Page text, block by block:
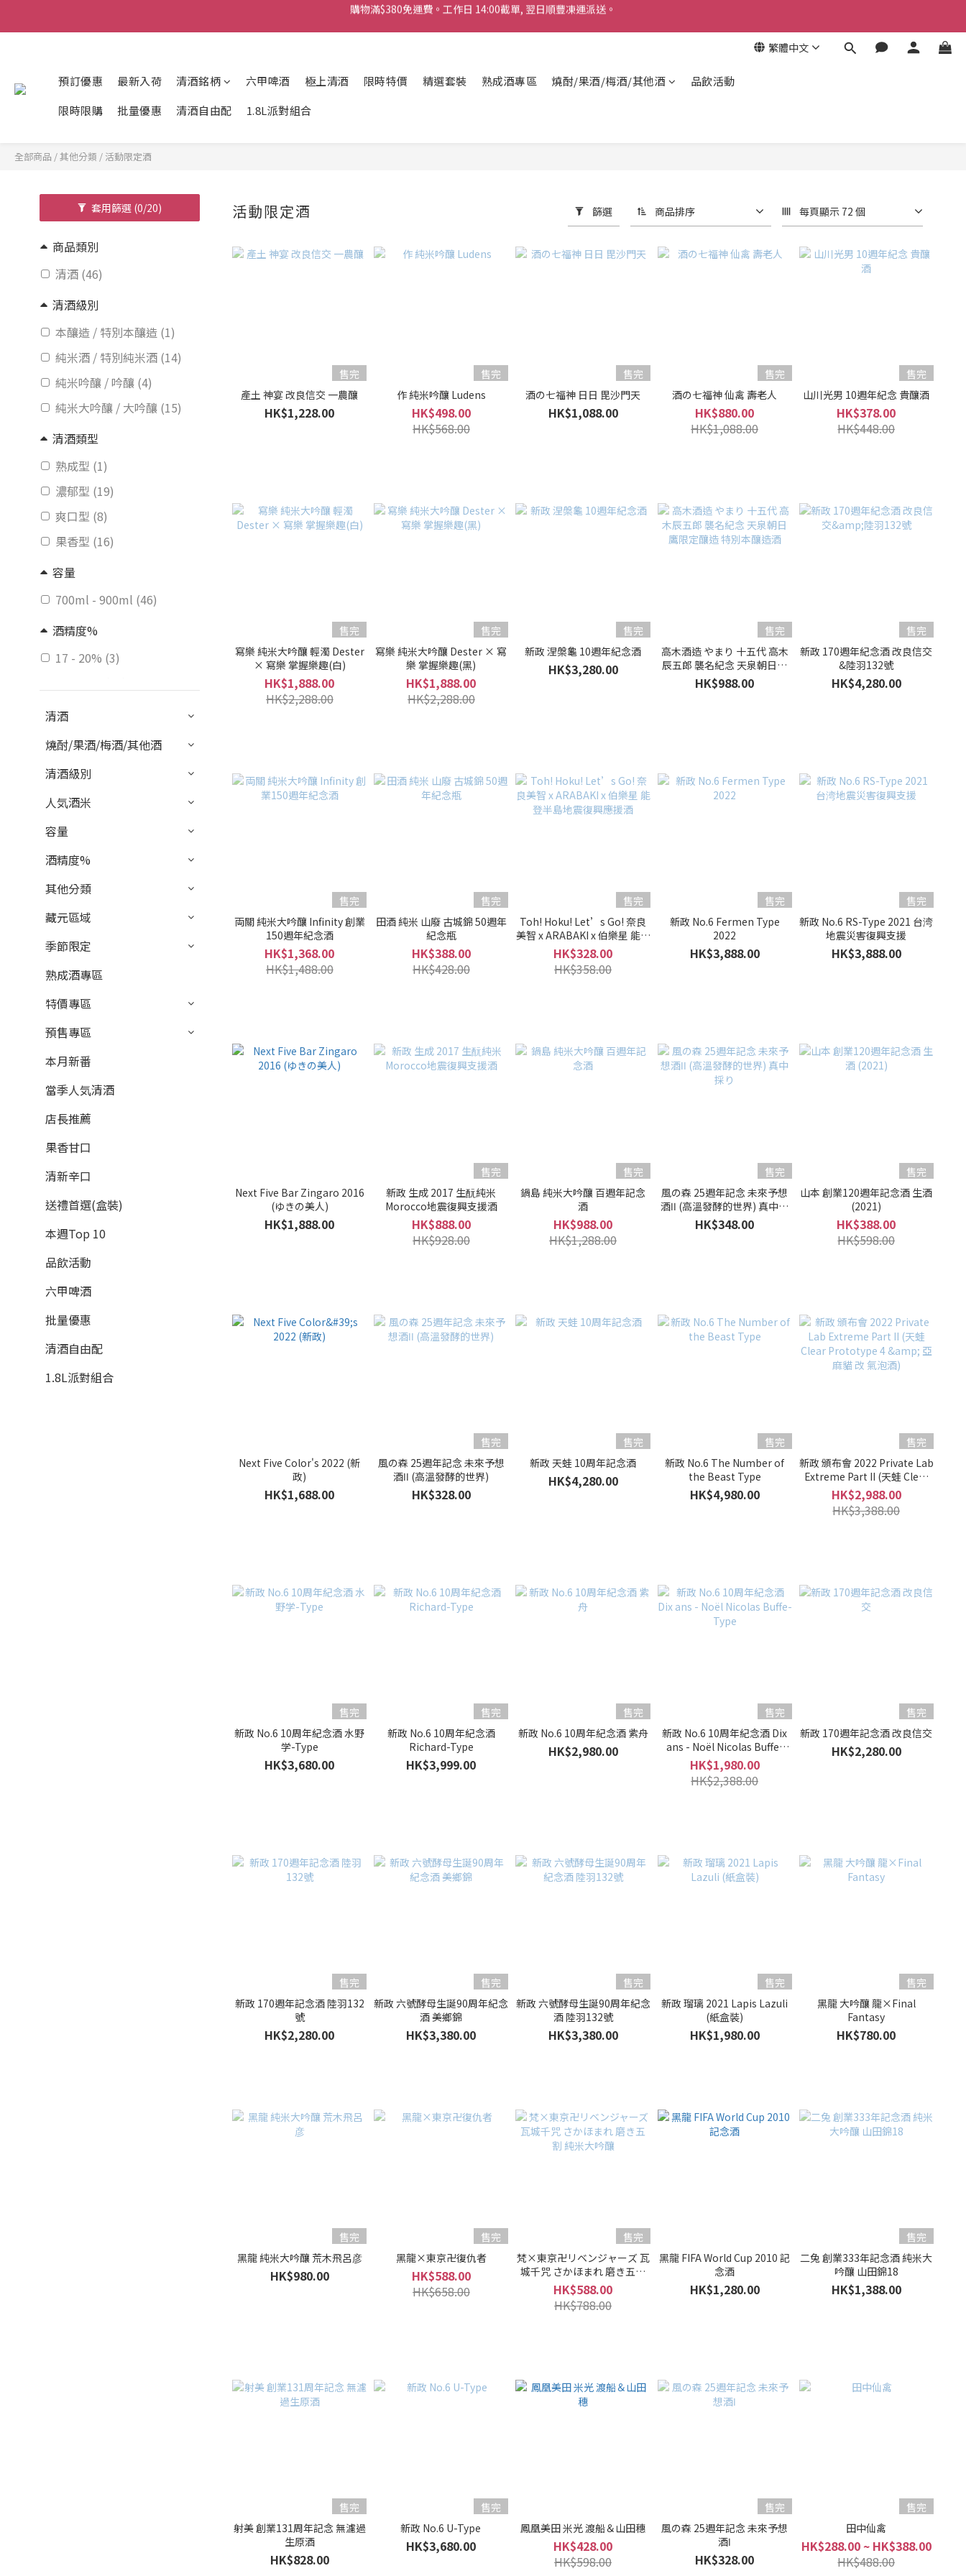
購物滿$380免運費。工作日 14:00截單, 翌日順豐凍運派送。
「720ml 清酒自由配 (Mix & Match)」$698 任選 4 支
購物滿$380免運費。工作日 14:00截單, 翌日順豐凍運派送。
繁體中文
預訂優惠 最新入荷 清酒銘柄 六甲啤酒 極上清酒 限時特價 精選套裝 熟成酒專區 燒酎/果酒/梅酒/其他酒
品飲活動
限時限購
批量優惠 清酒自由配 1.8L派對組合
全部商品 /其他分類 / 活動限定酒
套用篩選 (0/20)
商品類別
清酒 (46)
清酒級別
本釀造 / 特別本釀造 (1)
純米酒 / 特別純米酒 (14)
純米吟釀 / 吟釀 (4)
純米大吟釀 / 大吟釀 (15)
清酒類型
熟成型 (1)
濃郁型 (19)
爽口型 (8)
果香型 (16)
容量
700ml - 900ml (46)
酒精度%
17 - 20% (3)
10 - 14% (24)
甘口 / 辛口
微辛 (2)
辛口 (1)
甘口 (4)
口感風味
微淡麗 (4)
適中.. (13)
微濃厚 (17)
香氣
微弱香 (1)
適中... (11)
微強香 (17)
Kokuryu 黑龍 (4)
Kazenomori 風之森 (3)
Sharaku 寫樂 (3)
Next Five (2)
Tanakarokujugo 田中六五
Born 梵 (1)
Denshu 田酒 (1)
清酒
燒酎/果酒/梅酒/其他酒
清酒級別
人気酒米
容量
酒精度%
其他分類
藏元區域
季節限定
熟成酒專區
特價專區
預售專區
本月新番
當季人気清酒
店長推薦
果香甘口
清新辛口
送禮首選(盒裝)
本週Top 10
品飲活動
六甲啤酒
批量優惠
清酒自由配
1.8L派對組合
活動限定酒 篩選 商品排序 每頁顯示 72 個
售完
產土 神宴 改良信交 一農釀
HK$1,228.00
售完
作 純米吟釀 Ludens
HK$498.00
HK$568.00
售完
酒の七福神 日日 毘沙門天
HK$1,088.00
售完
酒の七福神 仙禽 壽老人
HK$880.00
HK$1,088.00
售完
山川光男 10週年紀念 貴釀酒
HK$378.00
HK$448.00
售完
寫樂 純米大吟釀 輕濁 Dester
× 寫樂 掌握樂趣(白)
HK$1,888.00
HK$2,288.00
售完
寫樂 純米大吟釀 Dester × 寫
樂 掌握樂趣(黑)
HK$1,888.00
HK$2,288.00
售完
新政 涅槃龜 10週年紀念酒
HK$3,280.00
售完
高木酒造 やまり 十五代 高木
辰五郎 襲名紀念 天泉朝日鷹
限定釀造 特別本釀造酒
HK$988.00
售完
新政 170週年紀念酒 改良信交
&陸羽132號
HK$4,280.00
售完
両關 純米大吟釀 Infinity 創業
150週年紀念酒
HK$1,368.00
HK$1,488.00
售完
田酒 純米 山廢 古城錦 50週年
紀念瓶
HK$388.00
HK$428.00
售完
Toh! Hoku! Let’s Go! 奈良
美智 x ARABAKI x 伯樂星 能登
半島地震復興應援酒
HK$328.00
HK$358.00
售完
新政 No.6 Fermen Type
2022
HK$3,888.00
售完
新政 No.6 RS-Type 2021 台湾
地震災害復興支援
HK$3,888.00
Next Five Bar Zingaro 2016
(ゆきの美人)
HK$1,888.00
售完
新政 生成 2017 生酛純米
Morocco地震復興支援酒
HK$888.00
HK$928.00
售完
鍋島 純米大吟釀 百週年記念
酒
HK$988.00
HK$1,288.00
售完
風の森 25週年記念 未來予想
酒ⅠⅠ (高溫發酵的世界) 真中採
り
HK$348.00
售完
山本 創業120週年記念酒 生酒
(2021)
HK$388.00
HK$598.00
Next Five Color's 2022 (新
政)
HK$1,688.00
售完
風の森 25週年記念 未來予想
酒ⅠⅠ (高溫發酵的世界)
HK$328.00
售完
新政 天蛙 10周年記念酒
HK$4,280.00
售完
新政 No.6 The Number of
the Beast Type
HK$4,980.00
售完
新政 頒布會 2022 Private Lab
Extreme Part II (天蛙 Clear
Prototype 4 & 亞麻貓 改 氣泡
酒)
HK$2,988.00
HK$3,388.00
售完
新政 No.6 10周年紀念酒 水野
学-Type
HK$3,680.00
售完
新政 No.6 10周年紀念酒
Richard-Type
HK$3,999.00
售完
新政 No.6 10周年紀念酒 紫舟
HK$2,980.00
售完
新政 No.6 10周年紀念酒 Dix
ans - Noël Nicolas Buffe-
Type
HK$1,980.00
HK$2,388.00
售完
新政 170週年記念酒 改良信交
HK$2,280.00
售完
新政 170週年記念酒 陸羽132
號
HK$2,280.00
售完
新政 六號酵母生誕90周年紀念
酒 美鄉錦
HK$3,380.00
售完
新政 六號酵母生誕90周年紀念
酒 陸羽132號
HK$3,380.00
售完
新政 瑠璃 2021 Lapis Lazuli
(紙盒裝)
HK$1,980.00
售完
黑龍 大吟釀 龍×Final
Fantasy
HK$780.00
售完
黑龍 純米大吟釀 荒木飛呂彦
HK$980.00
售完
黑龍×東京卍復仇者
HK$588.00
HK$658.00
售完
梵×東京卍リベンジャーズ 瓦
城千咒 さかほまれ 磨き五割
純米大吟釀
HK$588.00
HK$788.00
黑龍 FIFA World Cup 2010 記
念酒
HK$1,280.00
售完
二兔 創業333年記念酒 純米大
吟釀 山田錦18
HK$1,388.00
售完
射美 創業131周年記念 無濾過
生原酒
HK$828.00
售完
新政 No.6 U-Type
HK$3,680.00
鳳凰美田 米光 渡船＆山田穗
HK$428.00
HK$598.00
售完
風の森 25週年記念 未來予想
酒Ⅰ
HK$328.00
售完
田中仙禽
HK$288.00 ~ HK$388.00
HK$488.00